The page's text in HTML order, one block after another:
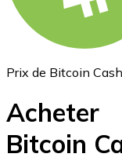
Prix de Bitcoin Cash
Acheter
Bitcoin